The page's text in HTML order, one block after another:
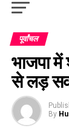
पूर्वांचल
भाजपा
से लड़
By